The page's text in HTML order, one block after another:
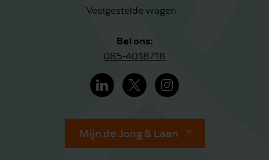
Veelgestelde vragen
Bel ons:
085-4018718
Mijn de Jong & Laan